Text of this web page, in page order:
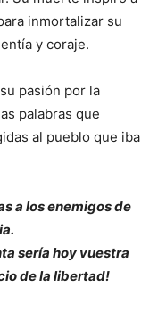
inmortalizar su
y coraje.
pasión por la
palabras que
al pueblo que iba
a los enemigos de
sería hoy vuestra
de la libertad!